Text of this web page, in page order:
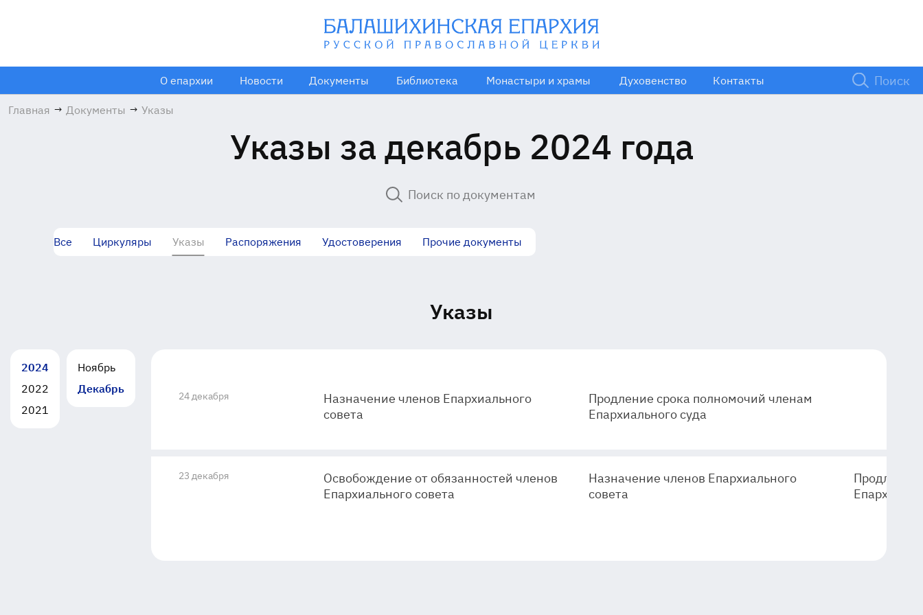
О епархии Новости Документы Библиотека Монастыри и храмы Духовенство Контакты
Главная → Документы → Указы
Указы за декабрь 2024 года
Все Циркуляры Указы Распоряжения Удостоверения Прочие документы
Указы
2024
2022
2021
Ноябрь
Декабрь
24 декабря
Назначение членов Епархиального
совета
Продление срока полномочий членам
Епархиального суда
23 декабря
Освобождение от обязанностей членов
Епархиального совета
Назначение членов Епархиального
совета
Продление